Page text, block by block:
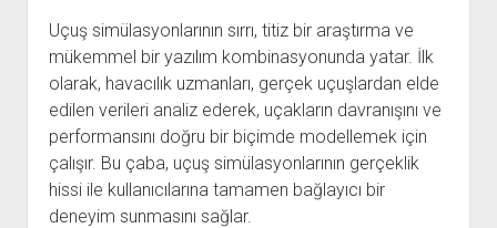
Uçuş simülasyonlarının sırrı, titiz bir araştırma ve
mükemmel bir yazılım kombinasyonunda yatar. İlk
olarak, havacılık uzmanları, gerçek uçuşlardan elde
edilen verileri analiz ederek, uçakların davranışını ve
performansını doğru bir biçimde modellemek için
çalışır. Bu çaba, uçuş simülasyonlarının gerçeklik
hissi ile kullanıcılarına tamamen bağlayıcı bir
deneyim sunmasını sağlar.